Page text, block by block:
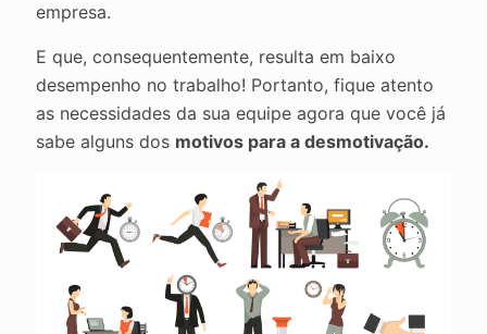
empresa.
E que, consequentemente, resulta em baixo
desempenho no trabalho! Portanto, fique atento
as necessidades da sua equipe agora que você já
sabe alguns dos motivos para a desmotivação.